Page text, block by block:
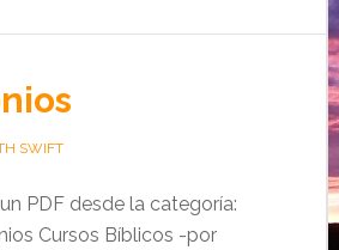
SWIFT
PDF desde la categoría:
Cursos Bíblicos -por